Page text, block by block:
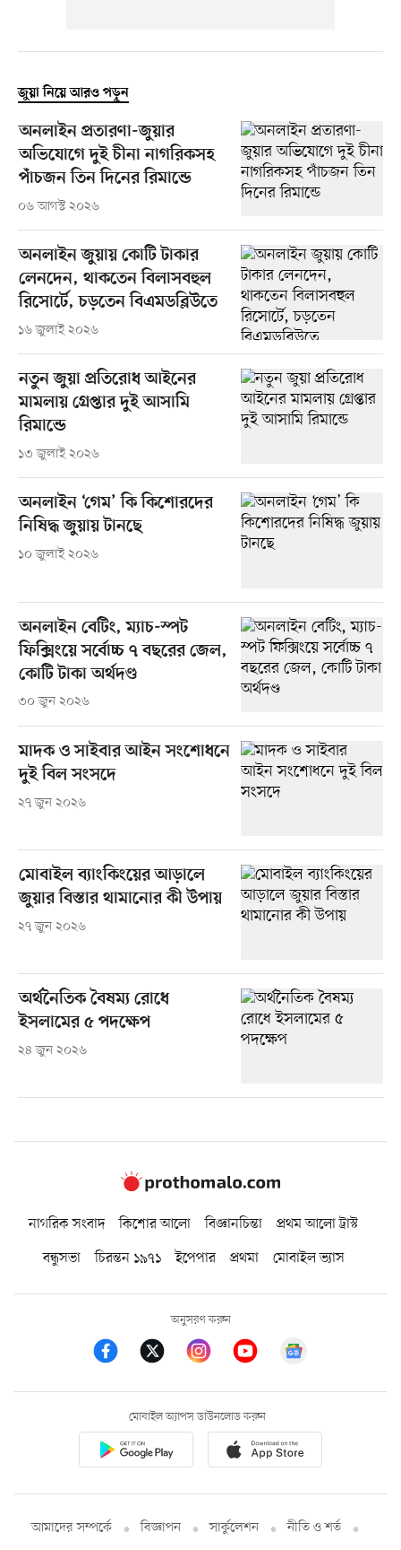
জুয়া নিয়ে আরও পড়ুন
অনলাইন প্রতারণা-জুয়ার
অভিযোগে দুই চীনা নাগরিকসহ
পাঁচজন তিন দিনের রিমান্ডে
০৬ আগস্ট ২০২৬
অনলাইন জুয়ায় কোটি টাকার
লেনদেন, থাকতেন বিলাসবহুল
রিসোর্টে, চড়তেন বিএমডব্লিউতে
১৬ জুলাই ২০২৬
নতুন জুয়া প্রতিরোধ আইনের
মামলায় গ্রেপ্তার দুই আসামি
রিমান্ডে
১৩ জুলাই ২০২৬
অনলাইন ‘গেম’ কি কিশোরদের
নিষিদ্ধ জুয়ায় টানছে
১০ জুলাই ২০২৬
অনলাইন বেটিং, ম্যাচ-স্পট
ফিক্সিংয়ে সর্বোচ্চ ৭ বছরের জেল,
কোটি টাকা অর্থদণ্ড
৩০ জুন ২০২৬
মাদক ও সাইবার আইন সংশোধনে
দুই বিল সংসদে
২৭ জুন ২০২৬
মোবাইল ব্যাংকিংয়ের আড়ালে
জুয়ার বিস্তার থামানোর কী উপায়
২৭ জুন ২০২৬
অর্থনৈতিক বৈষম্য রোধে
ইসলামের ৫ পদক্ষেপ
২৪ জুন ২০২৬
নাগরিক সংবাদ কিশোর আলো বিজ্ঞানচিন্তা
প্রথম আলো ট্রাস্ট
বন্ধুসভা
চিরন্তন ১৯৭১ ইপেপার প্রথমা মোবাইল ভ্যাস
অনুসরণ করুন
মোবাইল অ্যাপস ডাউনলোড করুন
আমাদের সম্পর্কে বিজ্ঞাপন সার্কুলেশন নীতি ও শর্ত